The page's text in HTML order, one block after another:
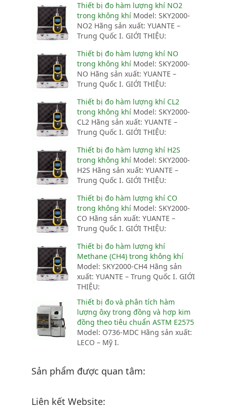
Thiết bị đo hàm lượng khí NO2
trong không khí Model: SKY2000-
NO2 Hãng sản xuất: YUANTE –
Trung Quốc I. GIỚI THIỆU:
Thiết bị đo hàm lượng khí NO
trong không khí Model: SKY2000-
NO Hãng sản xuất: YUANTE –
Trung Quốc I. GIỚI THIỆU:
Thiết bị đo hàm lượng khí CL2
trong không khí Model: SKY2000-
CL2 Hãng sản xuất: YUANTE –
Trung Quốc I. GIỚI THIỆU:
Thiết bị đo hàm lượng khí H2S
trong không khí Model: SKY2000-
H2S Hãng sản xuất: YUANTE –
Trung Quốc I. GIỚI THIỆU:
Thiết bị đo hàm lượng khí CO
trong không khí Model: SKY2000-
CO Hãng sản xuất: YUANTE –
Trung Quốc I. GIỚI THIỆU:
Thiết bị đo hàm lượng khí
Methane (CH4) trong không khí
Model: SKY2000-CH4 Hãng sản
xuất: YUANTE – Trung Quốc I. GIỚI
THIỆU:
Thiết bị đo và phân tích hàm
lượng ôxy trong đồng và hợp kim
đồng theo tiêu chuẩn ASTM E2575
Model: O736-MDC Hãng sản xuất:
LECO – Mỹ I.
Sản phẩm được quan tâm:
Liên kết Website: